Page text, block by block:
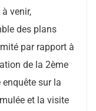
venir,
des plans
par rapport à
de la 2ème
sur la
et la visite